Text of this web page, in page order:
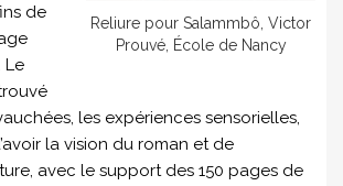
Reliure pour Salammbô, Victor
Prouvé, École de Nancy
de
Le
les expériences sensorielles,
la vision du roman et de
avec le support des 150 pages de